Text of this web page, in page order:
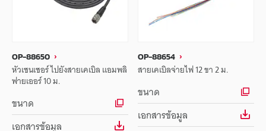
OP-88650
หัวเซนเซอร์ ไปยังสายเคเบิล แอมพลิ
ฟายเออร์ 10 ม.
ขนาด
เอกสารข้อมูล
OP-88654
สายเคเบิลจ่ายไฟ 12 ขา 2 ม.
ขนาด
เอกสารข้อมูล